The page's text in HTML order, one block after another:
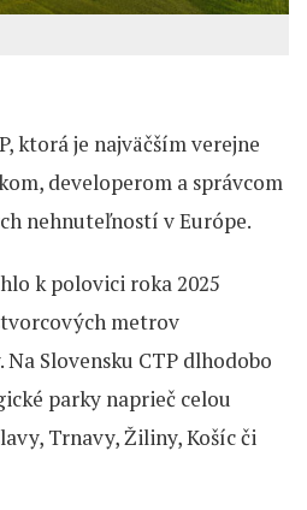
ktorá je najväčším verejne
developerom a správcom
nehnuteľností v Európe.
k polovici roka 2025
metrov
Slovensku CTP dlhodobo
parky naprieč celou
Trnavy, Žiliny, Košíc či